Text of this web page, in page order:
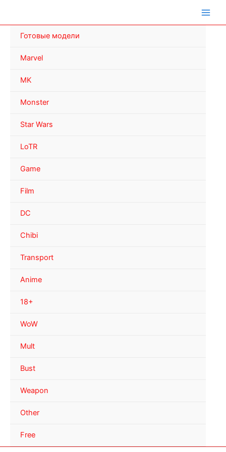
Готовые модели
Marvel
MK
Monster
Star Wars
LoTR
Game
Film
DC
Chibi
Transport
Anime
18+
WoW
Mult
Bust
Weapon
Other
Free